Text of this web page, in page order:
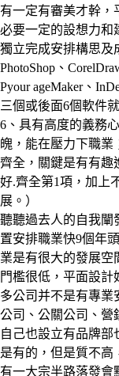
有一定有審美才幹，
必要一定的設想力和
獨立完成安排構思及
PhotoShop、
Pyour ageMaker、
三個或後面6個軟件
6、具有高度的義務
魄，能在壓力下職業
齊全，關鍵是有有趣
好.齊全第1項，加上
展。）
聽聽過去人的自我闡
置安排職業快9個年
業是有很大的發展空
門檻很低，平面設計
多公司并不是有專業
公司、公關公司、營
自己也設立有品牌
是有的，但是質不高
有一大宗半路落發會